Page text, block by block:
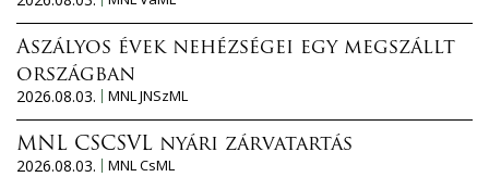
Aszályos évek nehézségei egy megszállt
országban
2026.08.03.
MNL JNSzML
MNL CSCSVL nyári zárvatartás
2026.08.03.
MNL CsML